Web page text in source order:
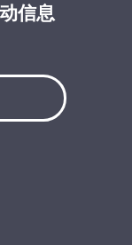
信息